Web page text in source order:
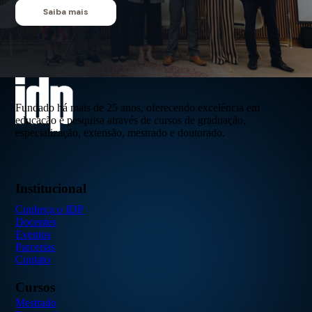
Saiba mais
Fundado há mais de 25 anos, oferecendo excelência em
educação e pesquisa através de cursos de graduação,
especialização, extensão, mestrado e doutorado.
Institucional
Conheça o IDP
Docentes
Eventos
Parcerias
Contato
Cursos
Mestrado